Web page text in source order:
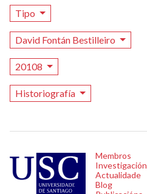
Tipo
David Fontán Bestilleiro
20108
Historiografía
Membros
Investigación
Actualidade
Blog